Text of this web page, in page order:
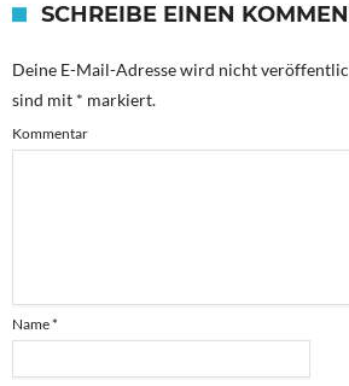
SCHREIBE EINEN
Deine E-Mail-Adresse wird nicht
sind mit * markiert.
Kommentar
Name*